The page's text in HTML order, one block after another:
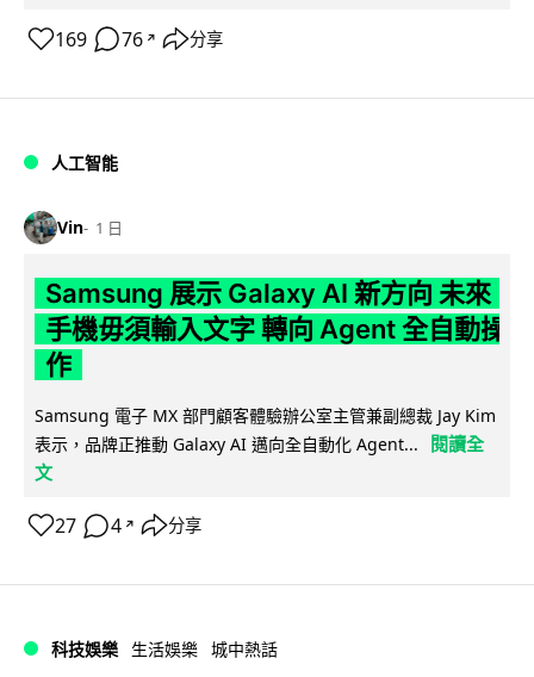
169 76 ↗ 分享
人工智能
Vin 1 日
Samsung 展示 Galaxy AI 新方向 未來
手機毋須輸入文字 轉向 Agent 全自動操
作
Samsung 電子 MX 部門顧客體驗辦公室主管兼副總裁 Jay Kim
表示，品牌正推動 Galaxy AI 邁向全自動化 Agent...
閱讀全
文
27 4 ↗ 分享
科技娛樂 生活娛樂 城中熱話